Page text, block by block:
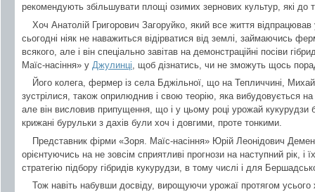
рекомендують збільшувати площі озимих зернових культур, які до
Хоч Анатолій Григорович Загоруйко, який все життя відпрацював
сьогодні ніяк не наважиться відірватися від землі, займаючись
всякого, але і він спеціально завітав на демонстраційні посіви
Маїс-насіння» у Джулинці , щоб дізнатись, чи не зможуть щось
Його колега, фермер із села Бджільної, що на Тепличчині,
зустрілися, також оприлюднив і свою теорію, яка вибудовується
але він висловив припущення, що і у цьому році урожай кукурудзи
крижані бурульки з дахів були хоч і довгими, проте тонкими.
Представник фірми «Зоря. Маїс-насіння» Юрій Леонідович
орієнтуючись на не зовсім сприятливі прогнози на наступний рік, і
стратегію підбору гібридів кукурудзи, в тому числі і для
Тож навіть набувши досвіду, вирощуючи урожаї протягом